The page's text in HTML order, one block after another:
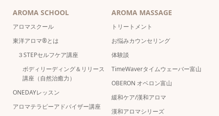
AROMA SCHOOL
アロマスクール
東洋アロマ®とは
３STEPセルフケア講座
ボディリーディング＆リリース
講座（自然治癒力）
ONEDAYレッスン
アロマテラピーアドバイザー講座
AROMA MASSAGE
トリートメント
お悩みカウンセリング
体験談
TimeWaverタイムウェーバー富山
OBERON オベロン富山
緩和ケア/漢和アロマ
漢和アロマシリーズ